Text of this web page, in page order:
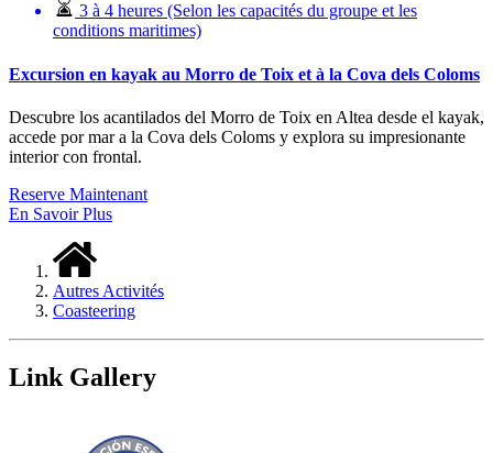
3 à 4 heures (Selon les capacités du groupe et les
conditions maritimes)
Excursion en kayak au Morro de Toix et à la Cova dels Coloms
Descubre los acantilados del Morro de Toix en Altea desde el kayak,
accede por mar a la Cova dels Coloms y explora su impresionante
interior con frontal.
Reserve Maintenant
En Savoir Plus
Autres Activités
Coasteering
Link Gallery